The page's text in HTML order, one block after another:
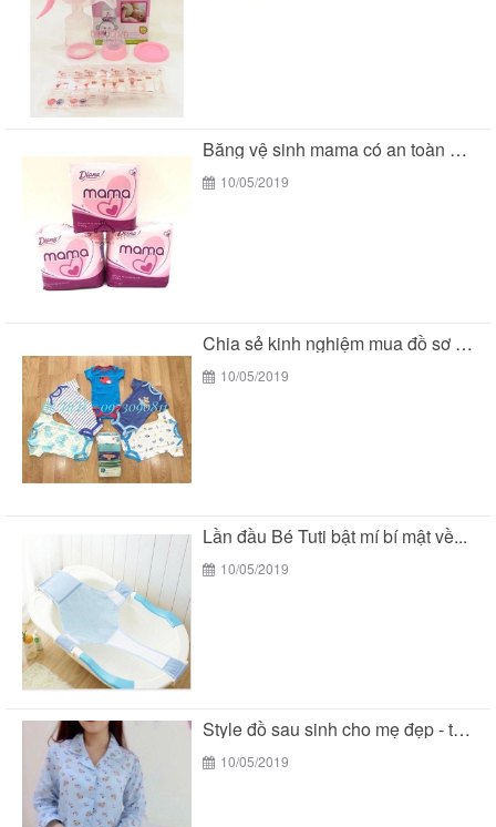
Băng vệ sinh mama có an toàn cho các...
10/05/2019
Chia sẻ kinh nghiệm mua đồ sơ sinh của...
10/05/2019
Lần đầu Bé Tuti bật mí bí mật về...
10/05/2019
Style đồ sau sinh cho mẹ đẹp - tiện...
10/05/2019